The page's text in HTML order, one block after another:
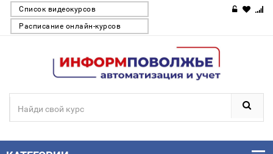
Список видеокурсов
Расписание онлайн-курсов